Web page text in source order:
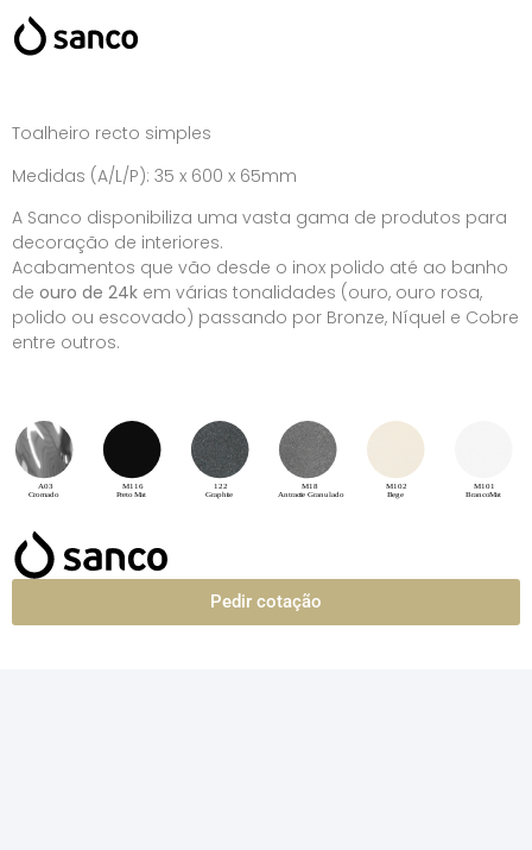
Toalheiro recto simples
Medidas (A/L/P): 35 x 600 x 65mm
A Sanco disponibiliza uma vasta gama de produtos para
decoração de interiores.
Acabamentos que vão desde o inox polido até ao banho
de ouro de 24k em várias tonalidades (ouro, ouro rosa,
polido ou escovado) passando por Bronze, Níquel e Cobre
entre outros.
Pedir cotação